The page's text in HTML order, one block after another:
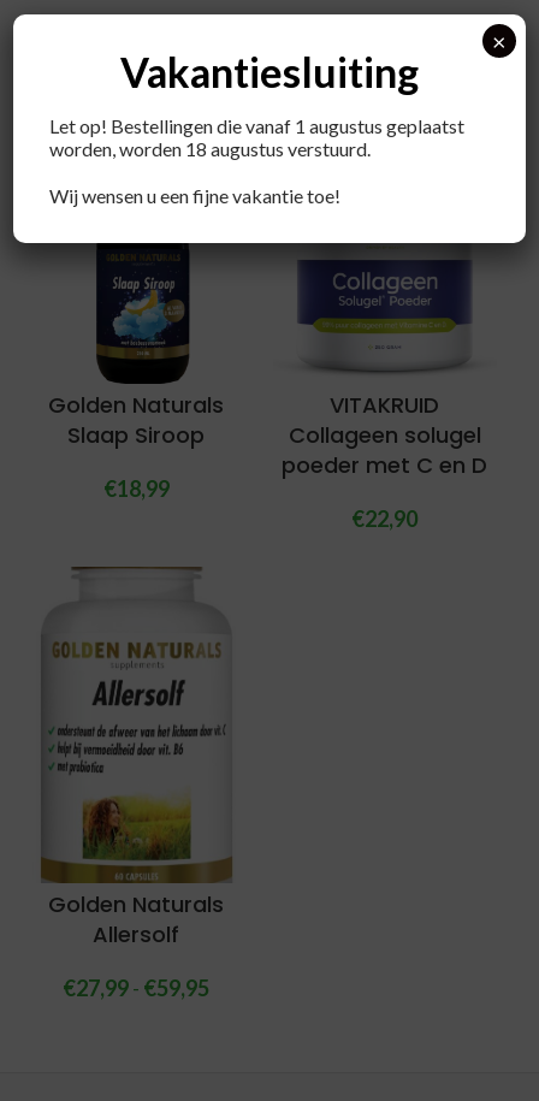
Recent bekeken producten
Golden Naturals
Slaap Siroop
€18,99
VITAKRUID
Collageen solugel
poeder met C en D
€22,90
Golden Naturals
Allersolf
€27,99- €59,95
Vakantiesluiting
Let op! Bestellingen die vanaf 1 augustus geplaatst
worden, worden 18 augustus verstuurd.
Wij wensen u een fijne vakantie toe!
×